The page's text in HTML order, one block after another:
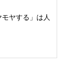
ヤする」は人